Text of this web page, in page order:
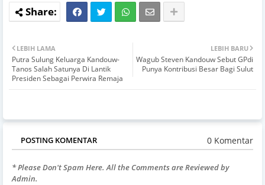
LEBIH BARU
Wagub Steven Kandouw Sebut GPdi
Punya Kontribusi Besar Bagi Sulut
LEBIH LAMA
Putra Sulung Keluarga Kandouw-
Tanos Salah Satunya Di Lantik
Presiden Sebagai Perwira Remaja
POSTING KOMENTAR 0 Komentar
* Please Don't Spam Here. All the Comments are Reviewed by
Admin.